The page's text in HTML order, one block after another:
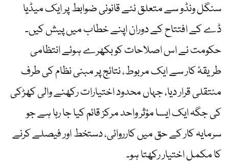
سنگل ونڈو سے متعلق نئے قانونی ضوابط پر ایک میڈیا
ڈے کے افتتاح کے دوران اپنے خطاب میں پیش کیں۔
حکومت نے اس اصلاحات کو بکھرے ہوئے انتظامی
طریقۂ کار سے ایک مربوط، نتائج پر مبنی نظام کی طرف
منتقلی قرار دیا، جہاں محدود اختیارات رکھنے والی کھڑکی
کی جگہ ایک ایسا مؤثر واحد مرکز قائم کیا جا رہا ہے جو
سرمایہ کار کے حق میں کارروائی، دستخط اور فیصلے کرنے
کا مکمل اختیار رکھتا ہو۔